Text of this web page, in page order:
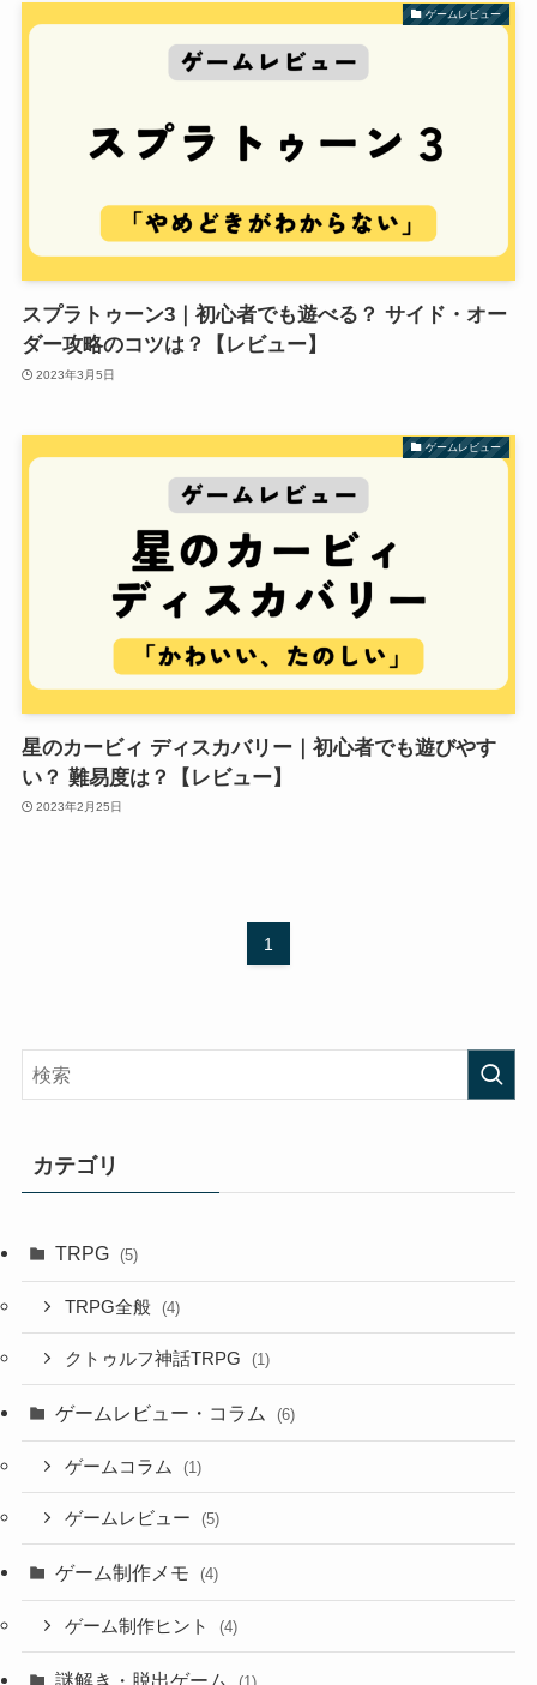
ゲームレビュー
スプラトゥーン3｜初心者でも遊べる？ サイド・オー
ダー攻略のコツは？【レビュー】
2023年3月5日
ゲームレビュー
星のカービィ ディスカバリー｜初心者でも遊びやす
い？ 難易度は？【レビュー】
2023年2月25日
1
カテゴリ
TRPG (5)
TRPG全般 (4)
クトゥルフ神話TRPG (1)
ゲームレビュー・コラム (6)
ゲームコラム (1)
ゲームレビュー (5)
ゲーム制作メモ (4)
ゲーム制作ヒント (4)
謎解き・脱出ゲーム